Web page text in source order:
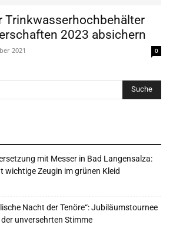
Trinkwasserhochbehälter
2023 absichern
2021 0
mit Messer in Bad Langensalza:
wichtige Zeugin im grünen Kleid
Nacht der Tenöre“: Jubiläumstournee
unversehrten Stimme